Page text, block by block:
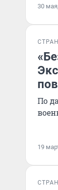
30
По
19